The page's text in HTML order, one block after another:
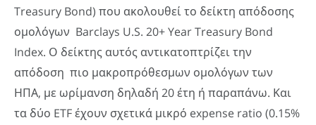
Treasury Bond) που ακολουθεί το δείκτη απόδοσης
ομολόγων Barclays U.S. 20+ Year Treasury Bond
Index. Ο δείκτης αυτός αντικατοπτρίζει την
απόδοση πιο μακροπρόθεσμων ομολόγων των
ΗΠΑ, με ωρίμανση δηλαδή 20 έτη ή παραπάνω. Και
τα δύο ETF έχουν σχετικά μικρό expense ratio (0.15%